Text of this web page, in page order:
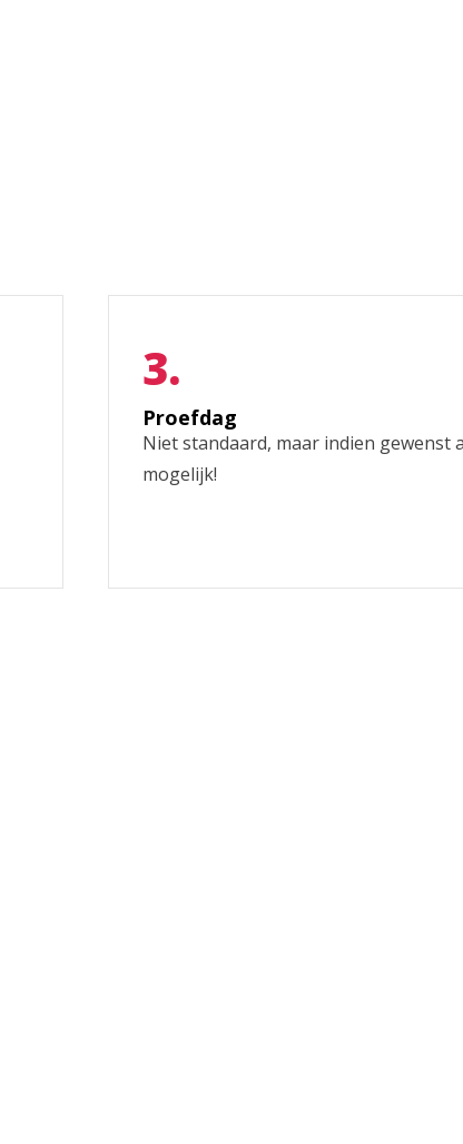
Proefdag
Niet standaard, maar indien gewenst
mogelijk!